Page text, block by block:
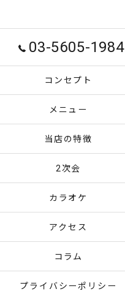
03-5605-1984
コンセプト
メニュー
当店の特徴
2次会
カラオケ
アクセス
コラム
プライバシーポリシー